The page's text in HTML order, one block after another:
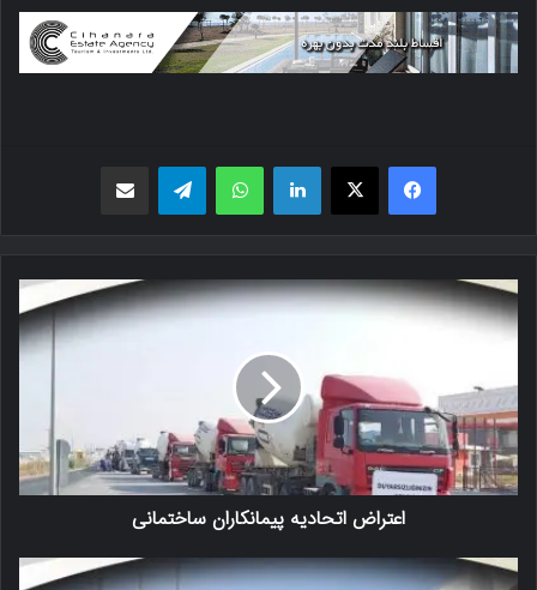
فیسبوک X لینکدین واتس اپ تلگرام
اعتراض اتحادیه پیمانکاران ساختمانی